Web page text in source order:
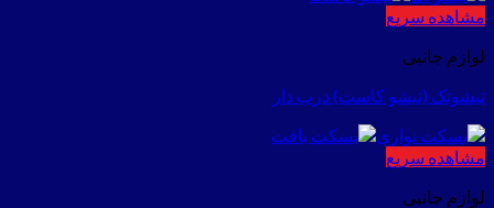
مشاهده سریع
لوازم جانبی
تیشوتک (تیشو کاست) درب دار
مشاهده سریع
لوازم جانبی